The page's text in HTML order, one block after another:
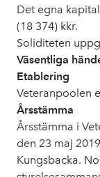
Det egna
(18 374) kkr.
Soliditeten
Väsentliga
Etablering
Veteranpoolen
Årsstämma
Årsstämma i
den 23 maj
Kungsbacka.